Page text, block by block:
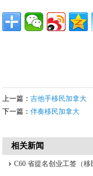
上一篇：吉他手移民加拿大
下一篇：伴奏移民加拿大
相关新闻
C60 省提名创业工签（